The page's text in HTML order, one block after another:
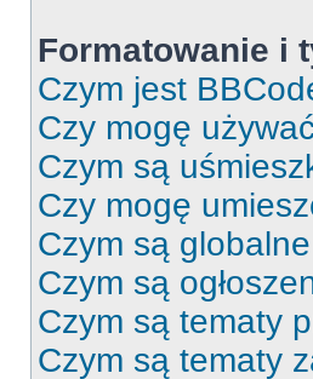
Formatowanie i
Czym jest
Czy mogę
Czym są
Czy mogę
Czym są
Czym są
Czym są tematy
Czym są tematy